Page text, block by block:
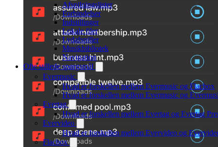
Afspilningslister
Forbindelser
Indstillinger
Lokale filer
Lydafspiller
Musikbibliotek
Navigation
Ofte stillede spørgsmål
Evermusic
Hvad er forskellen mellem Evermusic og Flacbox
Hvad er forskellen mellem Evermusic og
Evertag
Hvad er forskellen mellem Evertag og Evertag
Evervideo
Hvad er forskellen mellem Evervideo og
Flacbox